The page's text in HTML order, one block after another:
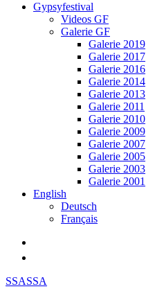
Gypsyfestival
Videos GF
Galerie GF
Galerie 2019
Galerie 2017
Galerie 2016
Galerie 2014
Galerie 2013
Galerie 2011
Galerie 2010
Galerie 2009
Galerie 2007
Galerie 2005
Galerie 2003
Galerie 2001
English
Deutsch
Français
SSASSA